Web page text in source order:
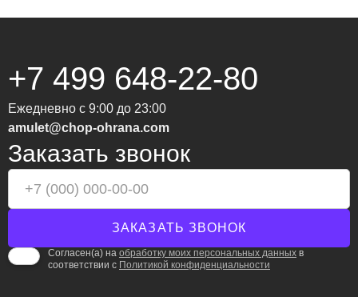
+7 499 648-22-80
Ежедневно с 9:00 до 23:00
amulet@chop-ohrana.com
Заказать звонок
Согласен(а) на обработку моих персональных данных в
соответствии с Политикой конфиденциальности